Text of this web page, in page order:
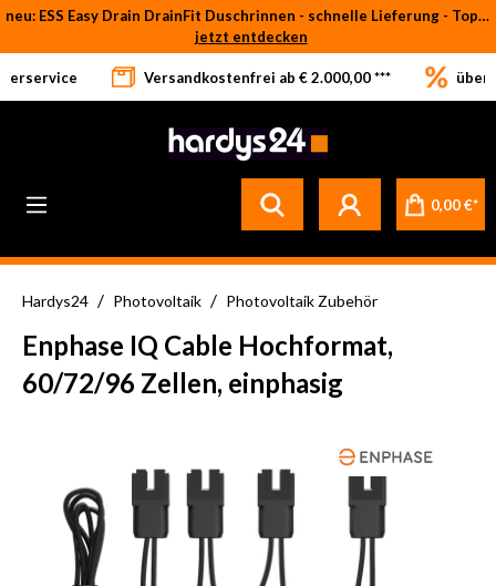
Zum Hauptinhalt springen
neu: ESS Easy Drain DrainFit Duschrinnen - schnelle Lieferung - Top-Preise
jetzt entdecken
Betrifft ausschließlich bei Bestellware-Fliesen: aufgrund der Werksferien in Italien und Spanien kommt es zu Verzögerungen bei der Verladung. Sämtliche Lagerware (sofort verfügbar) sowie alle anderen Produktgruppen versenden wir weiterhin regulär
Versandkostenfrei ab € 2.000,00 *** über
0,00 €*
Hardys24 / Photovoltaik / Photovoltaik Zubehör
Enphase IQ Cable Hochformat,
60/72/96 Zellen, einphasig